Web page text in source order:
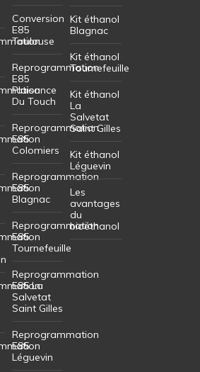
Conversion
E85
Toulouse
Reprogrammation
E85
Plaisance
Du Touch
Reprogrammation
E85
Colomiers
Reprogrammation
E85
Blagnac
Reprogrammation
E85
Tournefeuille
Reprogrammation
E85 La
Salvetat
Saint Gilles
Reprogrammation
E85
Léguevin
Kit éthanol
Blagnac
Kit éthanol
Tournefeuille
Kit éthanol
La
Salvetat
Saint Gilles
Kit éthanol
Léguevin
Les
avantages
du
bioéthanol